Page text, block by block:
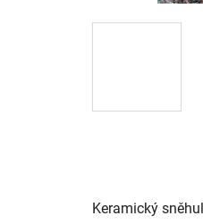
Keramický